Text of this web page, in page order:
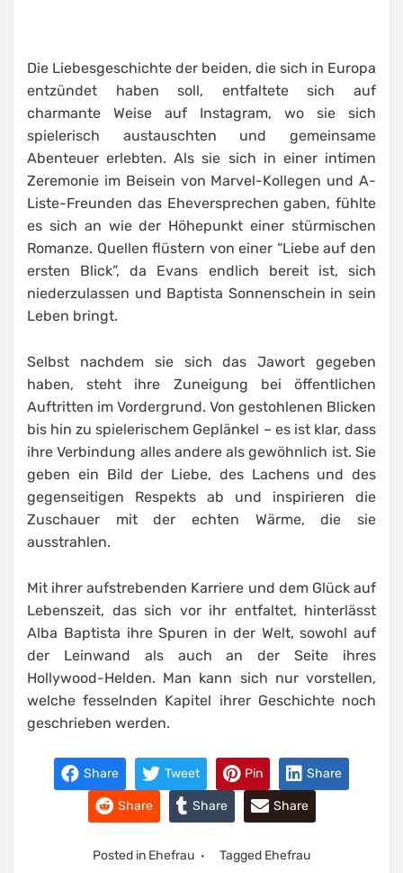
Die Liebesgeschichte der beiden, die sich in Europa
entzündet haben soll, entfaltete sich auf
charmante Weise auf Instagram, wo sie sich
spielerisch austauschten und gemeinsame
Abenteuer erlebten. Als sie sich in einer intimen
Zeremonie im Beisein von Marvel-Kollegen und A-
Liste-Freunden das Eheversprechen gaben, fühlte
es sich an wie der Höhepunkt einer stürmischen
Romanze. Quellen flüstern von einer “Liebe auf den
ersten Blick”, da Evans endlich bereit ist, sich
niederzulassen und Baptista Sonnenschein in sein
Leben bringt.
Selbst nachdem sie sich das Jawort gegeben
haben, steht ihre Zuneigung bei öffentlichen
Auftritten im Vordergrund. Von gestohlenen Blicken
bis hin zu spielerischem Geplänkel – es ist klar, dass
ihre Verbindung alles andere als gewöhnlich ist. Sie
geben ein Bild der Liebe, des Lachens und des
gegenseitigen Respekts ab und inspirieren die
Zuschauer mit der echten Wärme, die sie
ausstrahlen.
Mit ihrer aufstrebenden Karriere und dem Glück auf
Lebenszeit, das sich vor ihr entfaltet, hinterlässt
Alba Baptista ihre Spuren in der Welt, sowohl auf
der Leinwand als auch an der Seite ihres
Hollywood-Helden. Man kann sich nur vorstellen,
welche fesselnden Kapitel ihrer Geschichte noch
geschrieben werden.
Share Tweet Pin Share
Share Share Share
Posted in Ehefrau Tagged Ehefrau